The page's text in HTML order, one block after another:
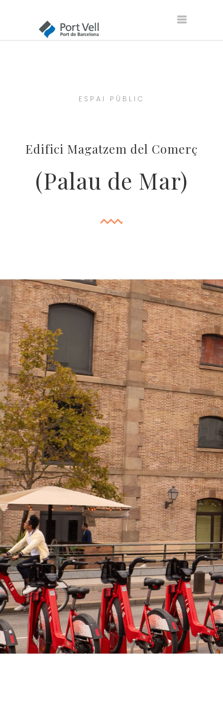
ESPAI PÚBLIC
Edifici Magatzem del Comerç
(Palau de Mar)